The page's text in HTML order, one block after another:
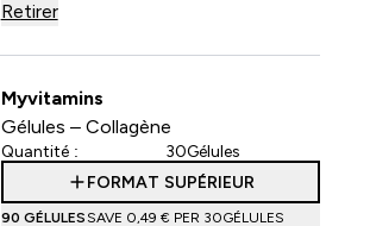
Retirer
Myvitamins
Gélules – Collagène
Quantité :
30Gélules
FORMAT SUPÉRIEUR
90 GÉLULESSAVE 0,49 €‎ PER 30GÉLULES